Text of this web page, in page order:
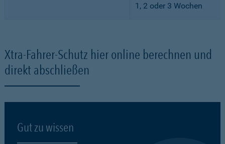
1, 2 oder 3 Wochen
Xtra-Fahrer-Schutz hier online berechnen und
direkt abschließen
Gut zu wissen